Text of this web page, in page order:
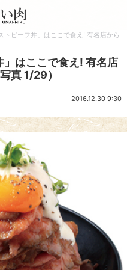
トビーフ丼」はここで食え! 有名店から
」はここで食え! 有名店
真 1/29）
2016.12.30 9:30